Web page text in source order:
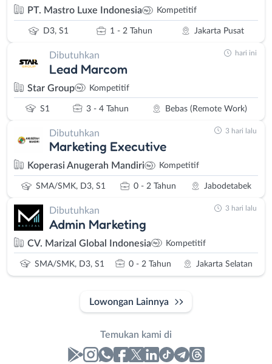
PT. Mastro Luxe Indonesia Kompetitif
D3, S1 1 - 2 Tahun Jakarta Pusat
Dibutuhkan
Lead Marcom
Star Group Kompetitif
S1 3 - 4 Tahun Bebas (Remote Work)
hari ini
Dibutuhkan
Marketing Executive
Koperasi Anugerah Mandiri Kompetitif
SMA/SMK, D3, S1 0 - 2 Tahun Jabodetabek
3 hari lalu
Dibutuhkan
Admin Marketing
CV. Marizal Global Indonesia Kompetitif
SMA/SMK, D3, S1 0 - 2 Tahun Jakarta Selatan
3 hari lalu
Lowongan Lainnya
Temukan kami di